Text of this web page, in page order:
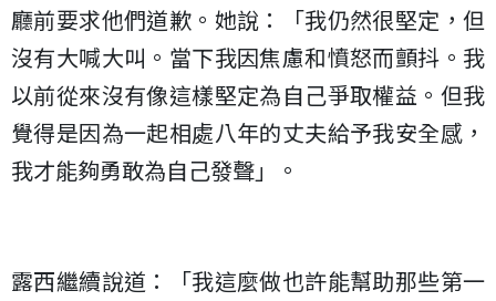
廳前要求他們道歉。她說：「我仍然很堅定，但
沒有大喊大叫。當下我因焦慮和憤怒而顫抖。我
以前從來沒有像這樣堅定為自己爭取權益。但我
覺得是因為一起相處八年的丈夫給予我安全感，
我才能夠勇敢為自己發聲」。
露西繼續說道：「我這麼做也許能幫助那些第一